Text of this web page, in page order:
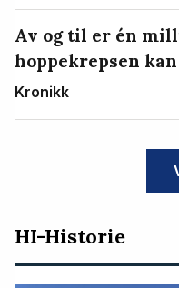
Av og til er én
hoppekrepsen
Kronikk
HI-Historie